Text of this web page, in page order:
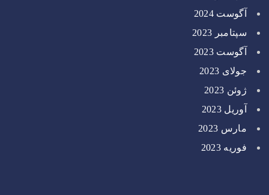
آگوست 2024
سپتامبر 2023
آگوست 2023
جولای 2023
ژوئن 2023
آوریل 2023
مارس 2023
فوریه 2023